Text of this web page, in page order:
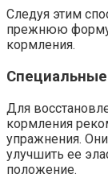
Следуя этим
прежнюю форму
кормления.
Для
кормления
упражнения.
улучшить ее
положение.